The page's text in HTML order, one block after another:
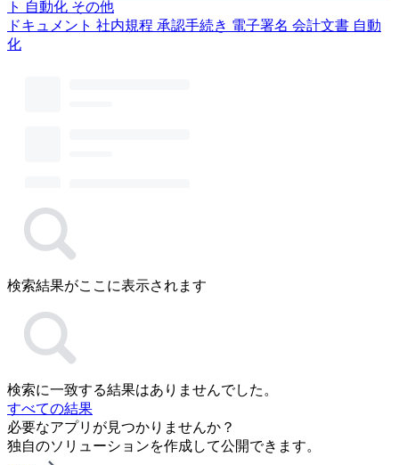
ト 自動化 その他
ドキュメント 社内規程 承認手続き 電子署名 会計文書 自動
化
検索結果がここに表示されます
検索に一致する結果はありませんでした。
すべての結果
必要なアプリが見つかりませんか？
独自のソリューションを作成して公開できます。